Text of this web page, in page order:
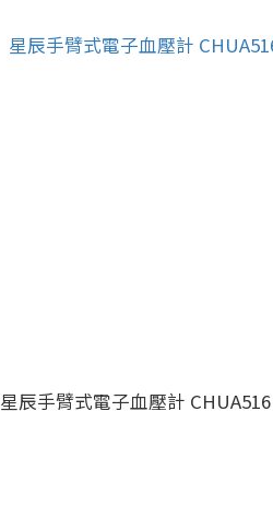
星辰手臂式電子血壓計 CHUA516